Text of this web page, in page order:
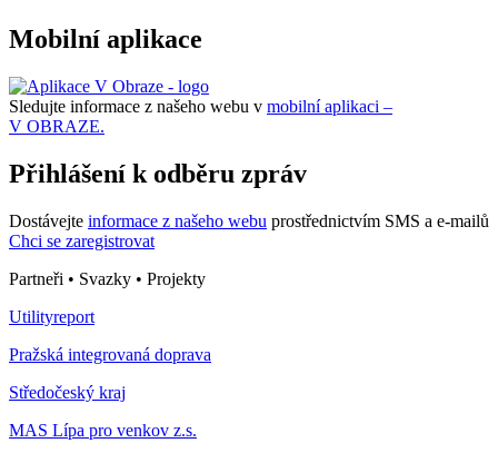
Mobilní aplikace
Sledujte informace z našeho webu v mobilní aplikaci –
V OBRAZE.
Přihlášení k odběru zpráv
Dostávejte informace z našeho webu prostřednictvím SMS a e-mailů
Chci se zaregistrovat
Partneři • Svazky • Projekty
Utilityreport
Pražská integrovaná doprava
Středočeský kraj
MAS Lípa pro venkov z.s.